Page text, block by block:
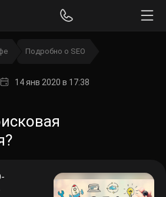
Подробно о SEO
14 янв 2020 в 17:38